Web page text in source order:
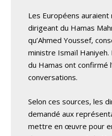
Les Européens
dirigeant du Hamas
qu’Ahmed Youssef,
ministre Ismaïl
du Hamas ont confirmé
conversations.
Selon ces sources, les
demandé aux
mettre en œuvre pour